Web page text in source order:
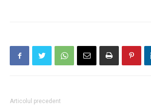
Articolul precedent